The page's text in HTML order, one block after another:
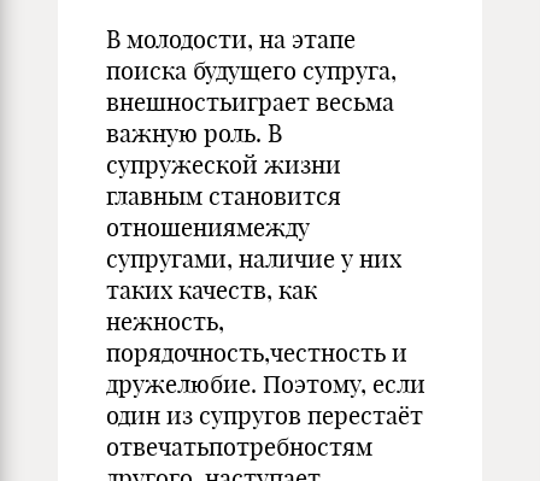
В молодости, на этапе
поиска будущего супруга,
внешностьиграет весьма
важную роль. В
супружеской жизни
главным становится
отношениямежду
супругами, наличие у них
таких качеств, как
нежность,
порядочность,честность и
дружелюбие. Поэтому, если
один из супругов перестаёт
отвечатьпотребностям